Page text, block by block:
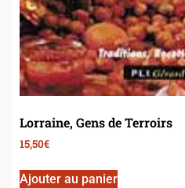
Lorraine, Gens de Terroirs
15,50€
Ajouter au panier